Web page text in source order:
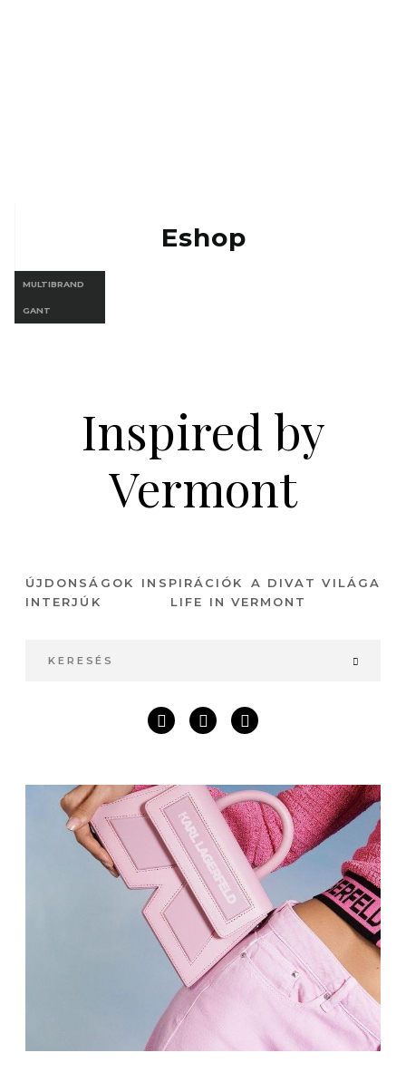
Eshop
MULTIBRAND
GANT
Inspired by
Vermont
ÚJDONSÁGOK INSPIRÁCIÓK
A DIVAT VILÁGA
INTERJÚK
LIFE IN VERMONT